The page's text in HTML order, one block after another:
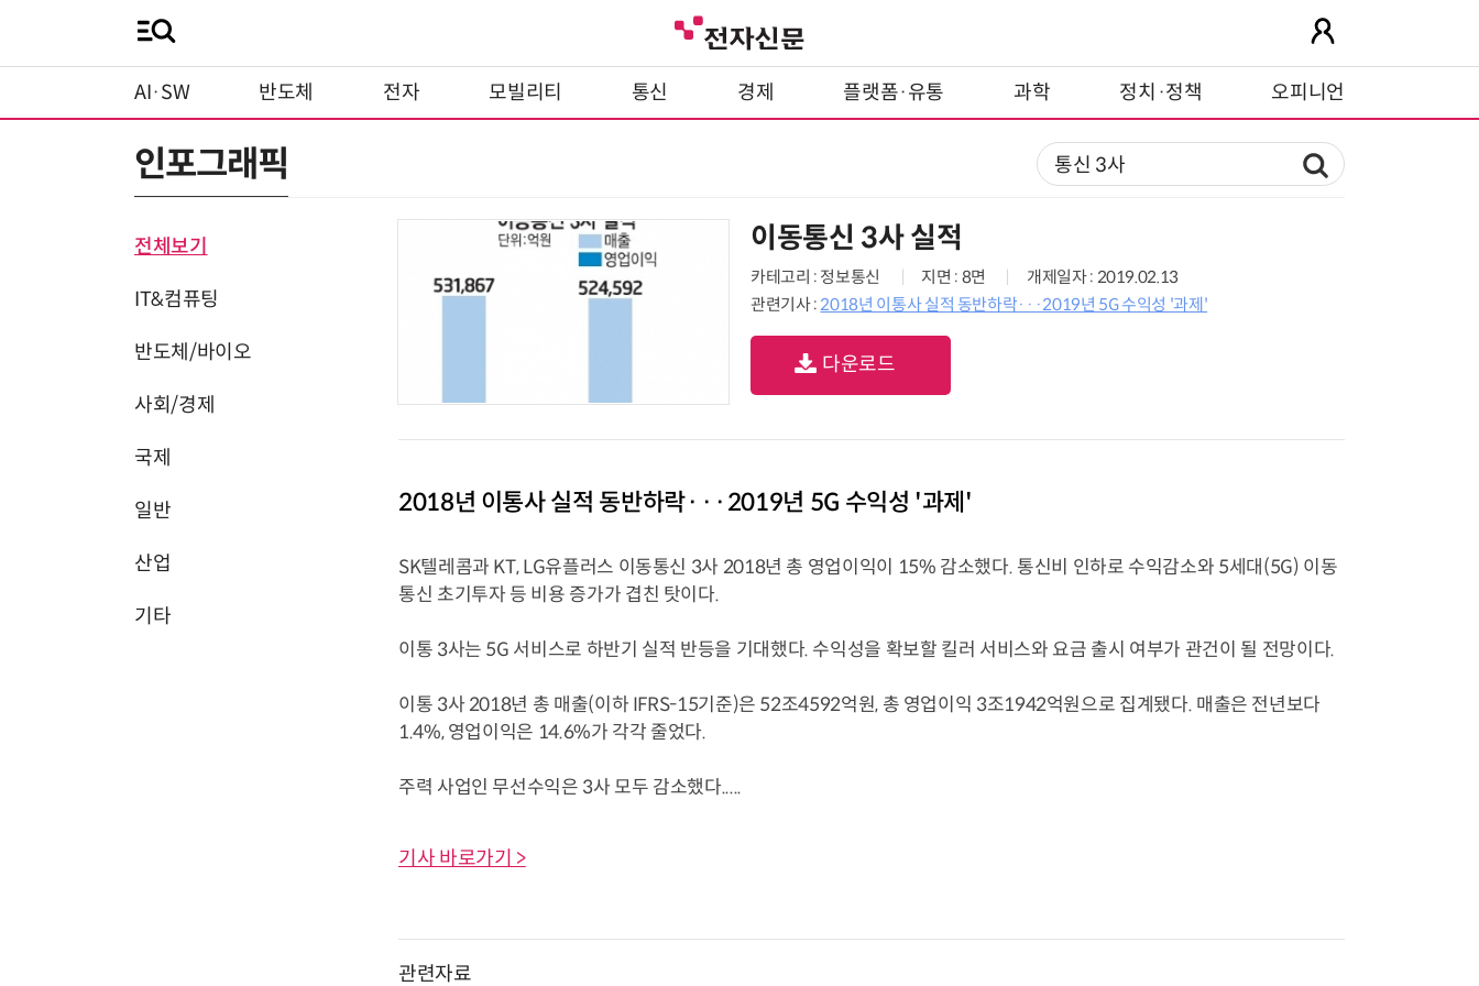
AI·SW 반도체 전자 모빌리티 통신 경제 플랫폼·유통 과학 정치·정책 오피니언
인포그래픽
전체보기
IT&컴퓨팅
반도체/바이오
사회/경제
국제
일반
산업
기타
이동통신 3사 실적
카테고리 : 정보통신 지면 : 8면
개제일자 : 2019.02.13
관련기사 :2018년 이통사 실적 동반하락···2019년 5G 수익성 '과제'
다운로드
2018년 이통사 실적 동반하락···2019년 5G 수익성 '과제'
SK텔레콤과 KT, LG유플러스 이동통신 3사 2018년 총 영업이익이 15% 감소했다. 통신비 인하로 수익감소와 5세대(5G) 이동
통신 초기투자 등 비용 증가가 겹친 탓이다.
이통 3사는 5G 서비스로 하반기 실적 반등을 기대했다. 수익성을 확보할 킬러 서비스와 요금 출시 여부가 관건이 될 전망이다.
이통 3사 2018년 총 매출(이하 IFRS-15기준)은 52조4592억원, 총 영업이익 3조1942억원으로 집계됐다. 매출은 전년보다
1.4%, 영업이익은 14.6%가 각각 줄었다.
주력 사업인 무선수익은 3사 모두 감소했다.....
기사 바로가기 >
관련자료